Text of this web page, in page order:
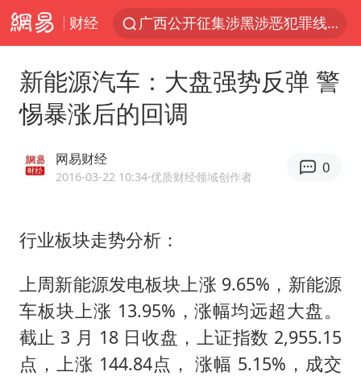
财经
广西公开征集涉黑涉恶犯罪线索
中国籍豪华游艇富商之子在泰国被杀
《披荆斩棘2026》阵容官宣
《龙餐馆》 冲奖
笔试第一被劝弃考涉事副校长被撤职
构建更高水平的全民健身公共服务体系
新能源汽车：大盘强势反弹 警
惕暴涨后的回调
网易财经
2016-03-22 10:34·优质财经领域创作者
0
行业板块走势分析：
上周新能源发电板块上涨 9.65%，新能源
车板块上涨 13.95%，涨幅均远超大盘。
截止 3 月 18 日收盘，上证指数 2,955.15
点，上涨 144.84点， 涨幅 5.15%，成交